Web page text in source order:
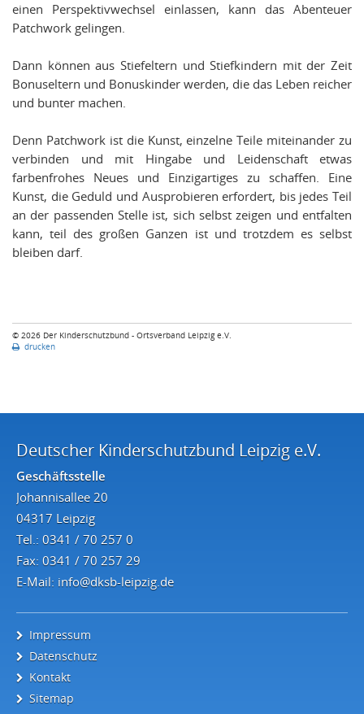
einen Perspektivwechsel einlassen, kann das Abenteuer
Patchwork gelingen.
Dann können aus Stiefeltern und Stiefkindern mit der Zeit
Bonuseltern und Bonuskinder werden, die das Leben reicher
und bunter machen.
Denn Patchwork ist die Kunst, einzelne Teile miteinander zu
verbinden und mit Hingabe und Leidenschaft etwas
farbenfrohes Neues und Einzigartiges zu schaffen. Eine
Kunst, die Geduld und Ausprobieren erfordert, bis jedes Teil
an der passenden Stelle ist, sich selbst zeigen und entfalten
kann, teil des großen Ganzen ist und trotzdem es selbst
bleiben darf.
© 2026 Der Kinderschutzbund - Ortsverband Leipzig e.V.
drucken
Deutscher Kinderschutzbund Leipzig e.V.
Geschäftsstelle
Johannisallee 20
04317 Leipzig
Tel.: 0341 / 70 257 0
Fax: 0341 / 70 257 29
E-Mail: info@dksb-leipzig.de
Impressum
Datenschutz
Kontakt
Sitemap